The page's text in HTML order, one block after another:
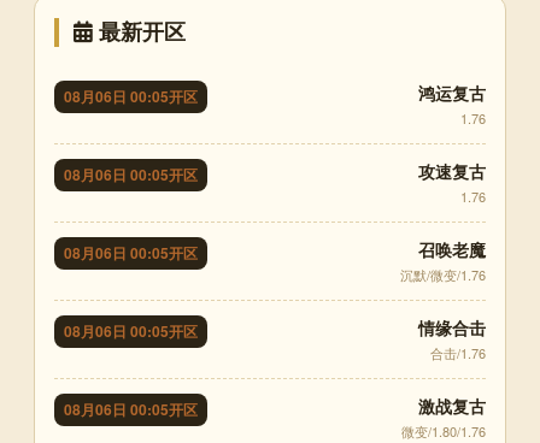
最新开区
08月06日 00:05开区 鸿运复古
1.76
08月06日 00:05开区 攻速复古
1.76
08月06日 00:05开区 召唤老魔
沉默/微变/1.76
08月06日 00:05开区 情缘合击
合击/1.76
08月06日 00:05开区 激战复古
微变/1.80/1.76